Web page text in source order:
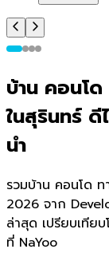
บ้าน คอนโด
ในสุรินทร์
นำ
รวมบ้าน คอนโด ท
2026 จาก
ล่าสุด เปรียบเทีย
ที่ NaYoo